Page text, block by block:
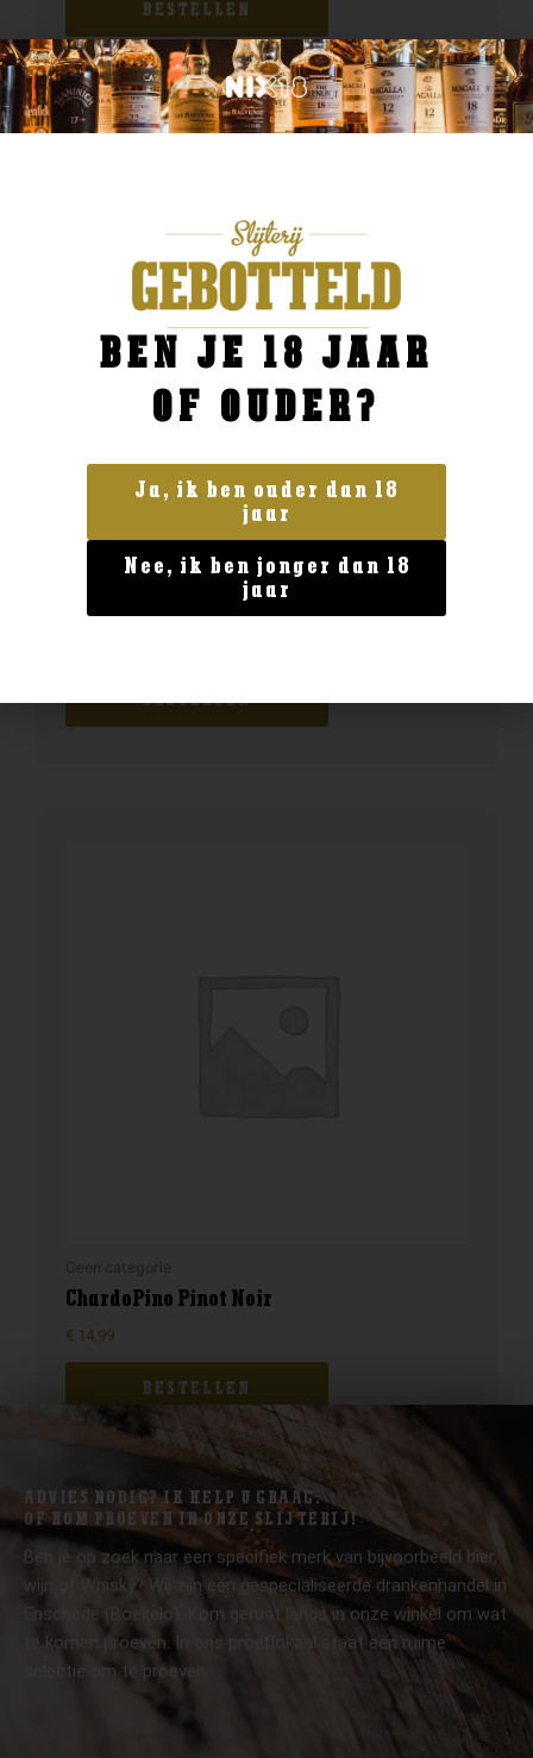
BESTELLEN
Geen categorie
The Singleton12 0.7 40%
BESTELLEN
ChardoPino Pinot Noir
€ 14,99
BESTELLEN
ADVIES NODIG? IK HELP U GRAAG.
OF KOM PROEVEN IN ONZE SLIJTERIJ!
Ben je op zoek naar een specifiek merk van bijvoorbeeld bier,
wijn of Whisky? Wij zijn een gespecialiseerde drankenhandel in
Enschede (Boekelo). Kom gerust langs in onze winkel om wat
te komen proeven. In ons proeflokaal staat een ruime
selectie om te proeven.
BEN JE 18 JAAR
OF OUDER?
Ja, ik ben ouder dan 18
jaar
Nee, ik ben jonger dan 18
jaar